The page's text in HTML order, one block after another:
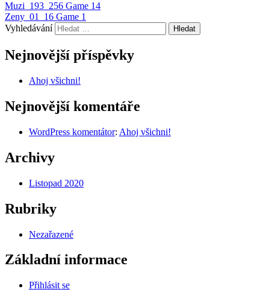
Muzi_193_256 Game 14
Zeny_01_16 Game 1
Vyhledávání
Nejnovější příspěvky
Ahoj všichni!
Nejnovější komentáře
WordPress komentátor: Ahoj všichni!
Archivy
Listopad 2020
Rubriky
Nezařazené
Základní informace
Přihlásit se